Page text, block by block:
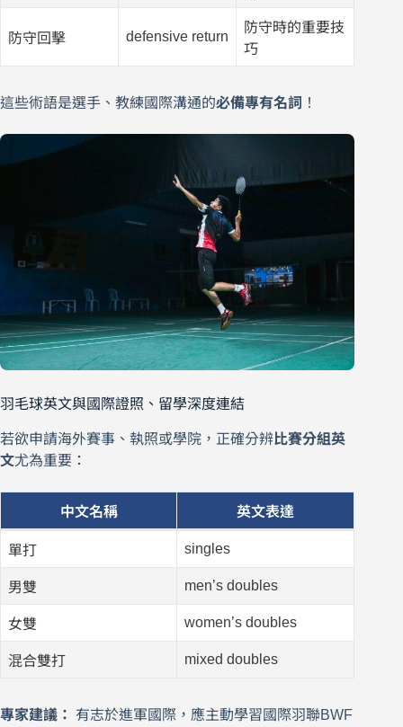
防守回擊 defensive return
防守時的重要技
巧
這些術語是選手、教練國際溝通的必備專有名詞 ！
羽毛球英文與國際證照、留學深度連結
若欲申請海外賽事、執照或學院，正確分辨 比賽分組英
文尤為重要：
中文名稱 英文表達
單打 singles
男雙 men’s doubles
女雙 women’s doubles
混合雙打 mixed doubles
專家建議：
有志於進軍國際，應主動學習國際羽聯BWF